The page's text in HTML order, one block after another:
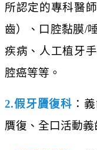
所認定的專科醫
齒）、口腔黏膜/
疾病、人工植牙
腔癌等等。
2.假牙贗復科 ：
贋復、全口活動